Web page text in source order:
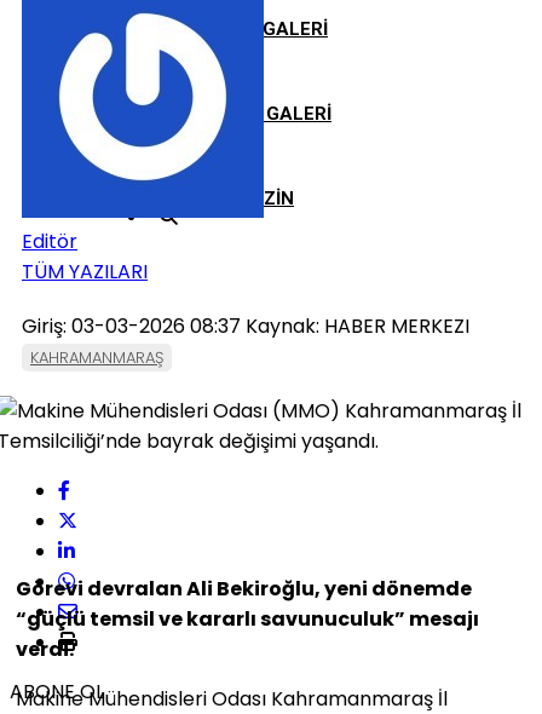
FOTO GALERİ
VİDEO GALERİ
MAGAZİN
Editör
TÜM YAZILARI
Giriş: 03-03-2026 08:37 Kaynak: HABER MERKEZI
KAHRAMANMARAŞ
ABONE OL
Görevi devralan Ali Bekiroğlu, yeni dönemde
“güçlü temsil ve kararlı savunuculuk” mesajı
verdi.
Makine Mühendisleri Odası Kahramanmaraş İl